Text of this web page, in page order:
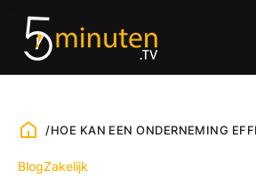
/HOE KAN EEN ONDERNEMING
BlogZakelijk